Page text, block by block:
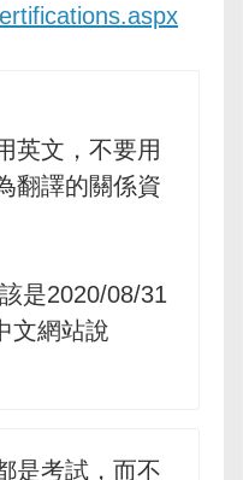
英文，不要用
翻譯的關係資
是2020/08/31
文網站說
是考試，而不